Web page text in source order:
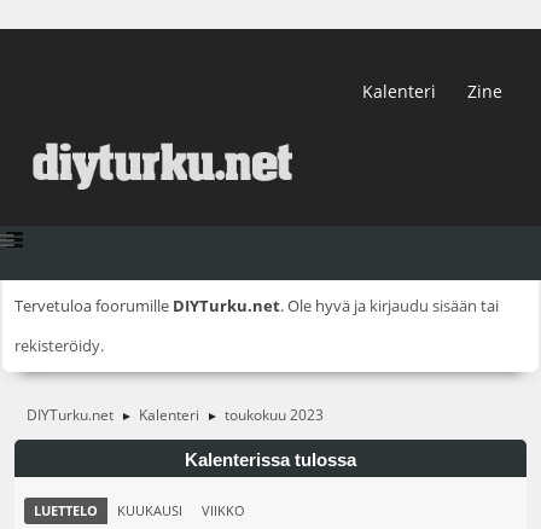
Kalenteri Zine
Tervetuloa foorumille DIYTurku.net. Ole hyvä ja kirjaudu sisään tai
rekisteröidy.
DIYTurku.net ► Kalenteri ► toukokuu 2023
Kalenterissa tulossa
LUETTELO KUUKAUSI VIIKKO